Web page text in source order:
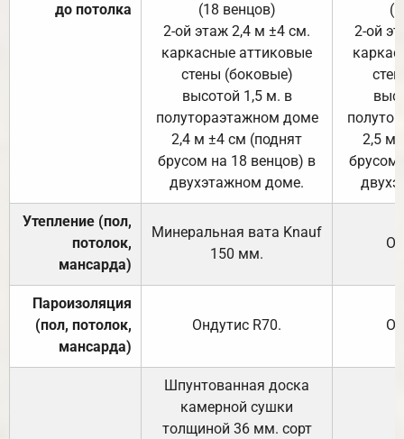
до потолка
(18 венцов)
2-ой этаж 2,4 м ±4 см.
каркасные аттиковые
стены (боковые)
высотой 1,5 м. в
полутораэтажном доме
2,4 м ±4 см (поднят
брусом на 18 венцов) в
двухэтажном доме.
2-ой
2,5 м
брусом
Утепление (пол,
потолок,
мансарда)
Минеральная вата Knauf
150 мм.
Пароизоляция
(пол, потолок,
мансарда)
Ондутис R70.
Шпунтованная доска
камерной сушки
толщиной 36 мм. сорт